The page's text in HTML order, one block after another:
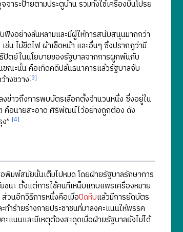
ระป้ายตามประตูบ้าน รวมทั้งใช้เครื่องบินโปรย
ฟังอย่างล้นหลามและมีผู้ให้การสนับสนุนมากกว่า
น ไม้ขีดไฟ ผ้าเช็ดหน้า และอื่นๆ ซึ่งปรากฏว่ามี
ตย์ในนโยบายของรัฐบาลจากการผูกพันกับ
ขณะนั้น คือเกิดคดีปล้นธนาคารแล้วรัฐบาลจับ
างขวาง[3]
ข่าวถึงการพบบัตรเลือกตั้งจำนวนหนึ่ง ซึ่งอยู่ใน
คือนายสะอาด ศิริพัฒน์ไว้อย่างถูกต้อง ดัง
” [4]
พิมพ์สมัยนั้นเต็มไปหมด โดยฝ่ายรัฐบาลรักษาการ
นะ ตั้งแต่การใช้คนที่เหน็บแถบแพรเครื่องหมาย
ส่วนอีกวิธีการหนึ่งคือเมื่อปิดหีบแล้วมีการยัดบัตร
ำร้ายร่างกายประชาชนที่มาลงคะแนนให้พรรค
แนนและมีเหตุต้องสะดุดเมื่อฝ่ายรัฐบาลยังไม่ได้